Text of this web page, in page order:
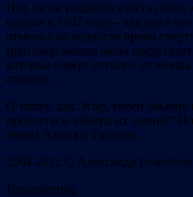
Нет, он не разделил участь
судили в 1947 году – как раз в
отменил на недолгое время
приговор можно было
которые изверг отсидел от
свободу.
О таких, как Эгоф, евреи обычно
прокляты и забыты их имена!”
имена Амана и Гитлера…
2004-2012 © Александр
Приложение